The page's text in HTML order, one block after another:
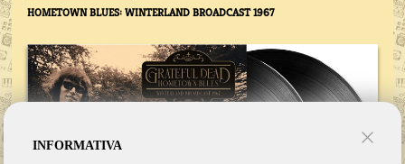
HOMETOWN BLUES: WINTERLAND BROADCAST 1967
INFORMATIVA